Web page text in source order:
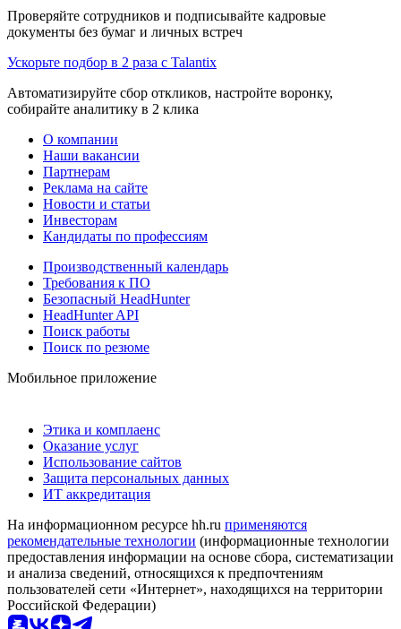
Проверяйте сотрудников и подписывайте кадровые
документы без бумаг и личных встреч
Ускорьте подбор в 2 раза с Talantix
Автоматизируйте сбор откликов, настройте воронку,
собирайте аналитику в 2 клика
О компании
Наши вакансии
Партнерам
Реклама на сайте
Новости и статьи
Инвесторам
Кандидаты по профессиям
Производственный календарь
Требования к ПО
Безопасный HeadHunter
HeadHunter API
Поиск работы
Поиск по резюме
Мобильное приложение
Этика и комплаенс
Оказание услуг
Использование сайтов
Защита персональных данных
ИТ аккредитация
На информационном ресурсе hh.ru применяются
рекомендательные технологии (информационные технологии
предоставления информации на основе сбора, систематизации
и анализа сведений, относящихся к предпочтениям
пользователей сети «Интернет», находящихся на территории
Российской Федерации)